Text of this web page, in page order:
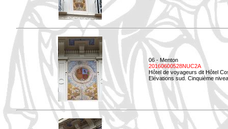
06 - Menton
20160600528NUC2A
Hôtel de voyageurs dit Hôtel
Elévations sud. Cinquième